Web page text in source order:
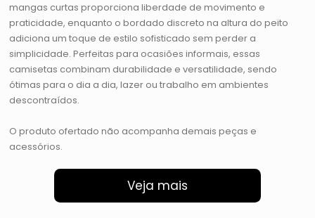
mangas curtas proporciona liberdade de movimento e
praticidade, enquanto o bordado discreto na altura do peito
adiciona um toque de estilo sofisticado sem perder a
simplicidade. Perfeitas para ocasiões informais, essas
camisetas combinam durabilidade e versatilidade, sendo
ótimas para o dia a dia, lazer ou trabalho em ambientes
descontraídos.
O produto ofertado não acompanha demais peças e
acessórios.
Veja mais